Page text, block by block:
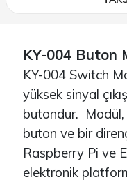
KY-004 Buton
KY-004 Switch
yüksek sinyal
butondur.
buton ve bir
Raspberry Pi ve
elektronik